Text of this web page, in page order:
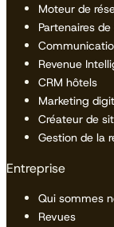
Moteur de
Partenaires
Revenue
CRM hôtels
Marketing
Créateur de
Gestion de la
Entreprise
Qui sommes
Revues